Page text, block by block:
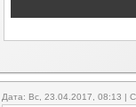
Дата: Вс, 23.04.2017, 08:13 |